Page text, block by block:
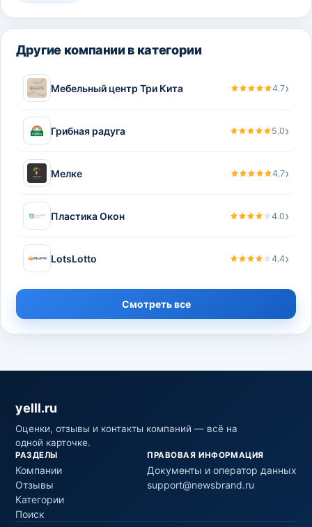
Другие компании в категории
Мебельный центр Три Кита 4.7›
Грибная радуга 5.0›
Мелке 4.7›
Пластика Окон 4.0›
LotsLotto 4.4›
Смотреть все
yelll.ru
Оценки, отзывы и контакты компаний — всё на
одной карточке.
РАЗДЕЛЫ
Компании
Отзывы
Категории
Поиск
ПРАВОВАЯ ИНФОРМАЦИЯ
Документы и оператор данных
support@newsbrand.ru